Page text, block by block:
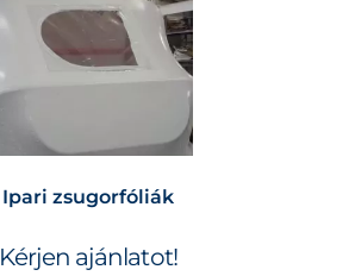
Ipari zsugorfóliák
Kérjen ajánlatot!